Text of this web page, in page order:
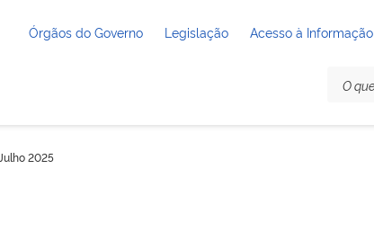
Órgãos do Governo Legislação Acesso à Informação
2025